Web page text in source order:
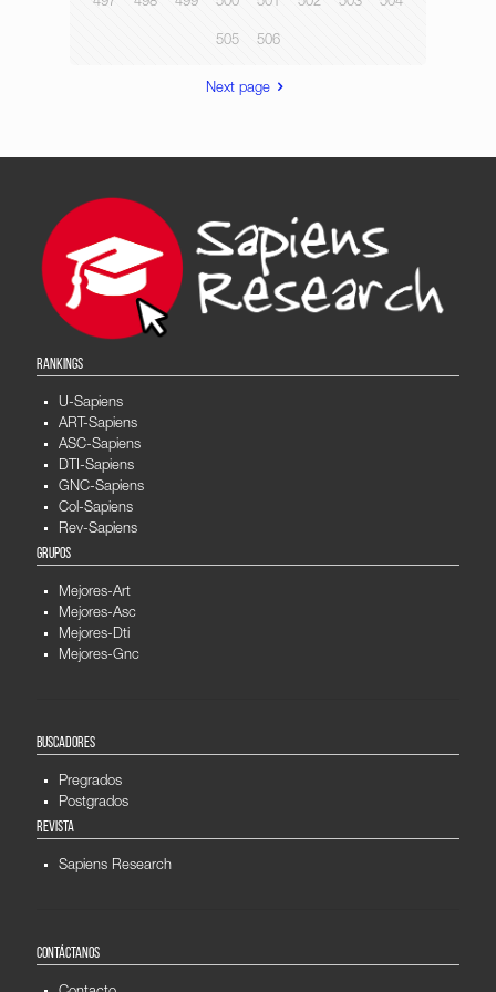
497 498 499 500 501 502 503 504
505 506
Next page
RANKINGS
U-Sapiens
ART-Sapiens
ASC-Sapiens
DTI-Sapiens
GNC-Sapiens
Col-Sapiens
Rev-Sapiens
GRUPOS
Mejores-Art
Mejores-Asc
Mejores-Dti
Mejores-Gnc
BUSCADORES
Pregrados
Postgrados
REVISTA
Sapiens Research
CONTÁCTANOS